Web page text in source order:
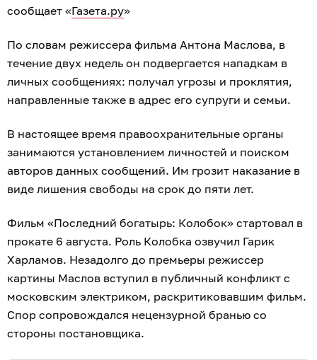
сообщает «Газета.ру»
По словам режиссера фильма Антона Маслова, в
течение двух недель он подвергается нападкам в
личных сообщениях: получал угрозы и проклятия,
направленные также в адрес его супруги и семьи.
В настоящее время правоохранительные органы
занимаются установлением личностей и поиском
авторов данных сообщений. Им грозит наказание в
виде лишения свободы на срок до пяти лет.
Фильм «Последний богатырь: Колобок» стартовал в
прокате 6 августа. Роль Колобка озвучил Гарик
Харламов. Незадолго до премьеры режиссер
картины Маслов вступил в публичный конфликт с
московским электриком, раскритиковавшим фильм.
Спор сопровождался нецензурной бранью со
стороны постановщика.